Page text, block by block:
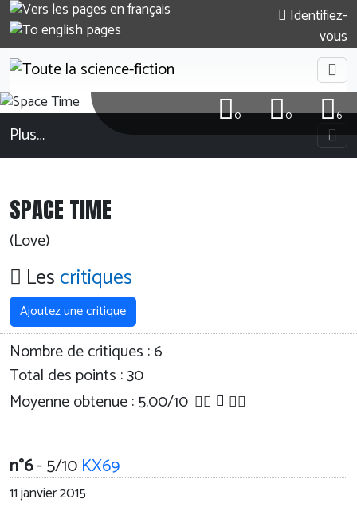
Identifiez-
vous
6
0
0
Plus…
SPACE TIME
(Love)
Lescritiques
Ajoutez une critique
Nombre de critiques :6
Total des points : 30
Moyenne obtenue :5.00/10
n°6- 5/10KX69
11 janvier 2015